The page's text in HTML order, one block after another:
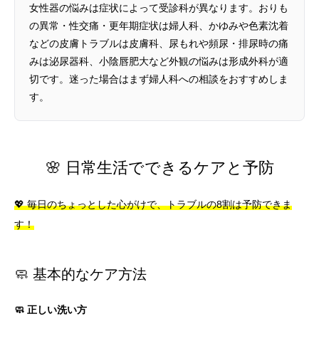
女性器の悩みは症状によって受診科が異なります。おりも
の異常・性交痛・更年期症状は婦人科、かゆみや色素沈着
などの皮膚トラブルは皮膚科、尿もれや頻尿・排尿時の痛
みは泌尿器科、小陰唇肥大など外観の悩みは形成外科が適
切です。迷った場合はまず婦人科への相談をおすすめしま
す。
🌸 日常生活でできるケアと予防
💖 毎日のちょっとした心がけで、トラブルの8割は予防できま
す！
🧼 基本的なケア方法
🧼 正しい洗い方